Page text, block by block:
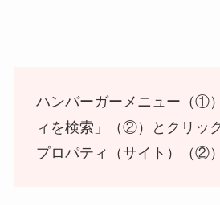
ハンバーガーメニュー（①
ィを検索」（②）とクリッ
プロパティ（サイト）（②